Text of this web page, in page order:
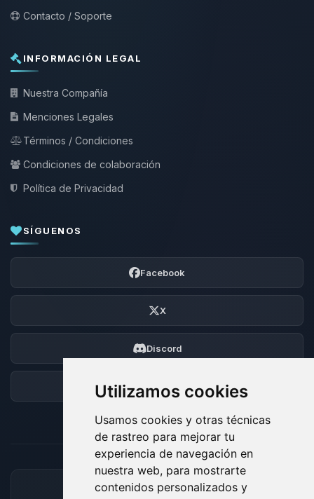
Utilizamos cookies
Usamos cookies y otras técnicas
de rastreo para mejorar tu
experiencia de navegación en
nuestra web, para mostrarte
contenidos personalizados y
Contacto / Soporte
INFORMACIÓN LEGAL
Nuestra Compañía
Menciones Legales
Términos / Condiciones
Condiciones de colaboración
Política de Privacidad
SÍGUENOS
Facebook
X
Discord
Foro
MÉTODOS DE PAGO ACEPTADOS